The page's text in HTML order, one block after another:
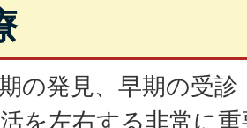
の発見、早期の受
を左右する非常に